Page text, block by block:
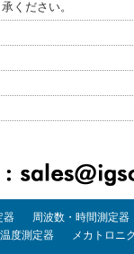
ください。
器 周波数・時間測定器
度測定器 メカトロニ